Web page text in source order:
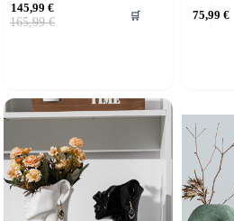
165,99€
Original
145,99€
Текущата
🛒 75,99 €